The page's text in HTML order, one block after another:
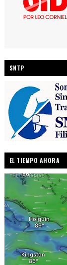
SNTP
EL TIEMPO AHORA